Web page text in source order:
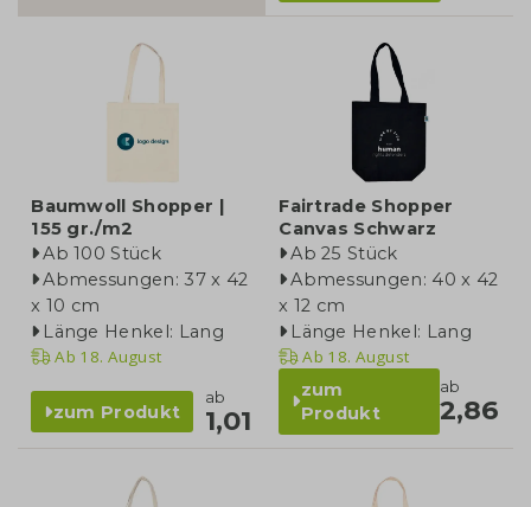
Baumwoll Shopper |
155 gr./m2
Ab 100 Stück
Abmessungen: 37 x 42
x 10 cm
Länge Henkel: Lang
Ab 18. August
zum Produkt
ab
1,01
Fairtrade Shopper
Canvas Schwarz
Ab 25 Stück
Abmessungen: 40 x 42
x 12 cm
Länge Henkel: Lang
Ab 18. August
zum
Produkt
ab
2,86